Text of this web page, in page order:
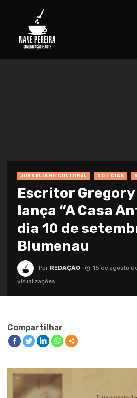
JORNALISMO CULTURAL NOTÍCIAS
Escritor
lança “A Casa
dia 10 de
Blumenau
Por REDAÇÃO 15 de agosto
visualizações
Compartilhar